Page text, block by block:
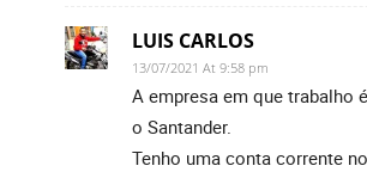
LUIS CARLOS
13/07/2021 At 9:58 pm
A empresa em que trabalho
o Santander.
Tenho uma conta corrente